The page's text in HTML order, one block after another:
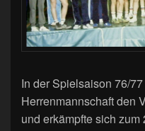
In der Spielsaison 76/
Herrenmannschaft den
und erkämpfte sich zum